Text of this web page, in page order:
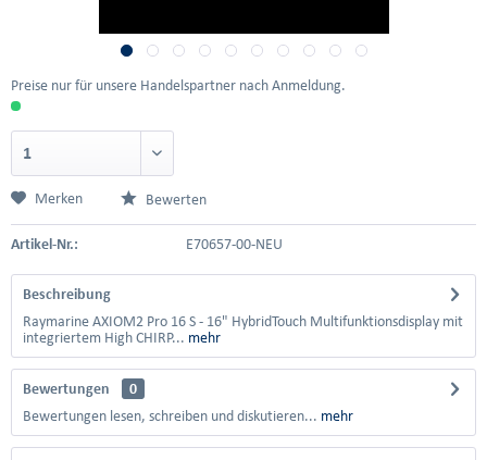
Preise nur für unsere Handelspartner nach Anmeldung.
Merken Bewerten
Artikel-Nr.: E70657-00-NEU
Beschreibung
Raymarine AXIOM2 Pro 16 S - 16" HybridTouch Multifunktionsdisplay mit
integriertem High CHIRP... mehr
Bewertungen
0
Bewertungen lesen, schreiben und diskutieren... mehr